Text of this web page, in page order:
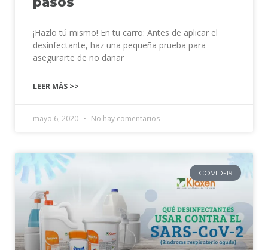
¡Hazlo tú mismo! En tu carro: Antes de aplicar el
desinfectante, haz una pequeña prueba para
asegurarte de no dañar
LEER MÁS >>
mayo 6, 2020 No hay comentarios
COVID-19